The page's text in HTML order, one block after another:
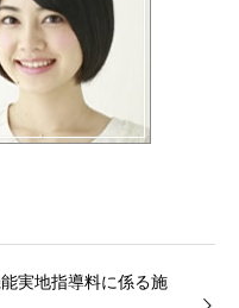
実地指導料に係る施